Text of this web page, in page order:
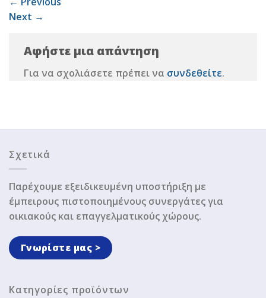
Next →
Αφήστε μια απάντηση
Για να σχολιάσετε πρέπει να συνδεθείτε.
Σχετικά
Παρέχουμε εξειδικευμένη υποστήριξη με
έμπειρους πιστοποιημένους συνεργάτες για
οικιακούς και επαγγελματικούς χώρους.
Γνωρίστε μας >
Κατηγορίες προϊόντων